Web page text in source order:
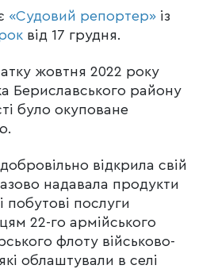
«Судовий репортер» із
від 17 грудня.
жовтня 2022 року
Бериславського району
було окуповане
відкрила свій
надавала продукти
побутові послуги
22-го армійського
флоту військово-
облаштували в селі